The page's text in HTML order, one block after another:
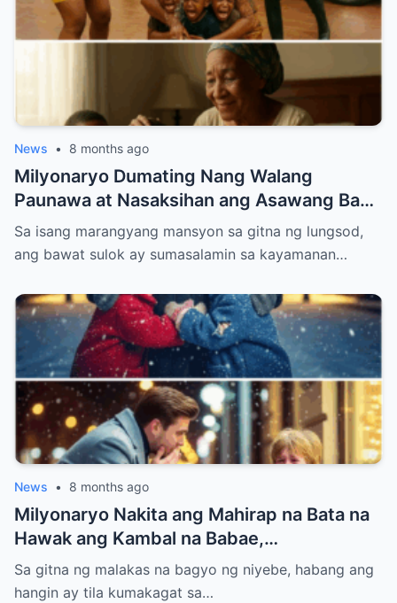
News • 8 months ago
Milyonaryo Dumating Nang Walang
Paunawa at Nasaksihan ang Asawang Bago
Niyang Buhos ng Maruming Tubig sa
Kanyang Ina at Anak — Ang Ginawa Niyang
Sa isang marangyang mansyon sa gitna ng lungsod,
ang bawat sulok ay sumasalamin sa kayamanan…
News • 8 months ago
Milyonaryo Nakita ang Mahirap na Bata na
Hawak ang Kambal na Babae,
Nangangatog sa Bagyong Niyebe — Ang
Ginawa Niyang Isa ay Lahat Nagulat
Sa gitna ng malakas na bagyo ng niyebe, habang ang
hangin ay tila kumakagat sa…